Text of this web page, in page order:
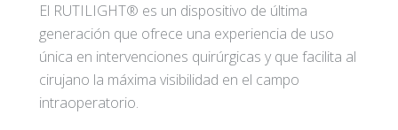
El RUTILIGHT® es un dispositivo de última
generación que ofrece una experiencia de uso
única en intervenciones quirúrgicas y que facilita al
cirujano la máxima visibilidad en el campo
intraoperatorio.